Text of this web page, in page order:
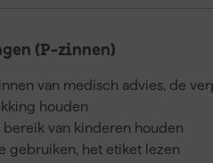
(P-zinnen)
van medisch advies, de
houden
bereik van kinderen houden
gebruiken, het etiket lezen